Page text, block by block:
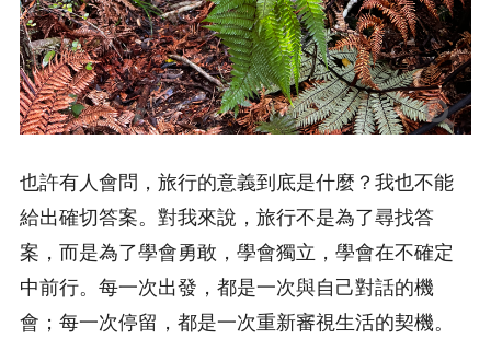
也許有人會問，旅行的意義到底是什麼？我也不能
給出確切答案。對我來說，旅行不是為了尋找答
案，而是為了學會勇敢，學會獨立，學會在不確定
中前行。每一次出發，都是一次與自己對話的機
會；每一次停留，都是一次重新審視生活的契機。